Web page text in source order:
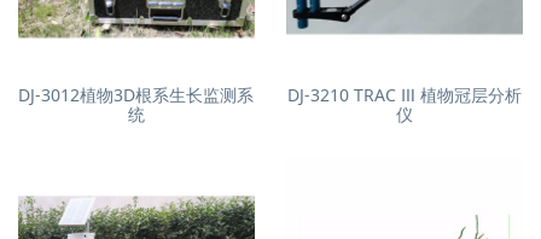
DJ-3012植物3D根系生长监测系
统
DJ-3210 TRAC Ⅲ 植物冠层分析
仪